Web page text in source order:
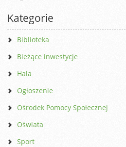
Kategorie
Biblioteka
Bieżące inwestycje
Hala
Ogłoszenie
Ośrodek Pomocy Społecznej
Oświata
Sport